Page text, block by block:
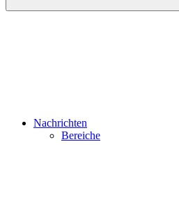
Nachrichten
Bereiche